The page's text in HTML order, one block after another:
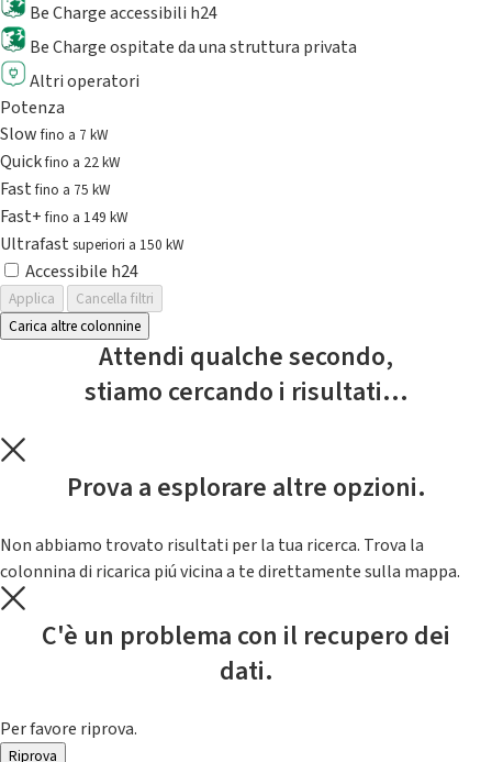
Be Charge accessibili h24
Be Charge ospitate da una struttura privata
Altri operatori
Potenza
Slowfino a 7 kW
Quickfino a 22 kW
Fastfino a 75 kW
Fast+fino a 149 kW
Ultrafast superiori a 150 kW
Accessibile h24
Applica
Cancella filtri
Carica altre colonnine
Attendi qualche secondo,
stiamo cercando i risultati...
Prova a esplorare altre opzioni.
Non abbiamo trovato risultati per la tua ricerca. Trova la
colonnina di ricarica piú vicina a te direttamente sulla mappa.
C'è un problema con il recupero dei
dati.
Per favore riprova.
Riprova